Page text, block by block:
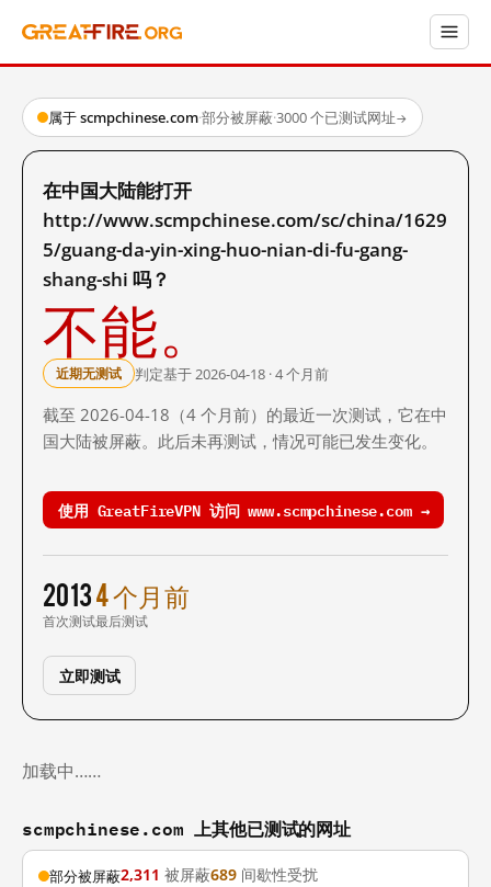
属于 scmpchinese.com·部分被屏蔽·3000 个已测试网址→
在中国大陆能打开
http://www.scmpchinese.com/sc/china/1629
5/guang-da-yin-xing-huo-nian-di-fu-gang-
shang-shi 吗？
不能。
近期无测试 判定基于 2026-04-18 · 4 个月前
截至 2026-04-18（4 个月前）的最近一次测试，它在中
国大陆被屏蔽。此后未再测试，情况可能已发生变化。
使用 GreatFireVPN 访问 www.scmpchinese.com →
2013
首次测试
4 个月前
最后测试
立即测试
加载中……
scmpchinese.com 上其他已测试的网址
部分被屏蔽2,311 被屏蔽689 间歇性受扰